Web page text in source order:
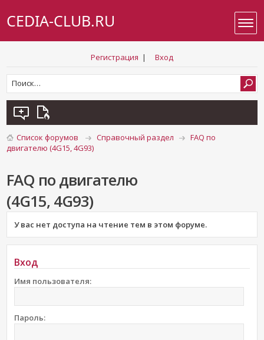
CEDIA-CLUB.RU
Регистрация | Вход
Список форумов Справочный раздел
FAQ по
двигателю (4G15, 4G93)
FAQ по двигателю
(4G15, 4G93)
У вас нет доступа на чтение тем в этом форуме.
Вход
Имя пользователя:
Пароль: